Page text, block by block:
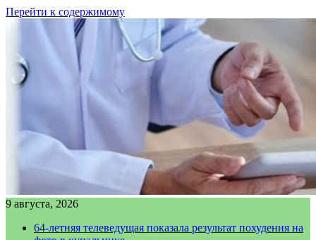
Перейти к содержимому
9 августа, 2026
64-летняя телеведущая показала результат похудения на